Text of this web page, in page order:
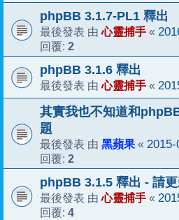
phpBB 3.1.7-PL1 釋出
最後發表 由心靈捕手 «
回覆: 2
phpBB 3.1.6 釋出
最後發表 由心靈捕手 «
其實我也不知道和
題
最後發表 由 黑蘋果 « 2015-
回覆: 2
phpBB 3.1.5 釋出 - 請
最後發表 由心靈捕手 «
回覆: 4